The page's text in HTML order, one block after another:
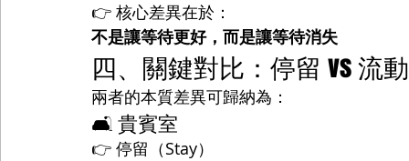
👉 核心差異在於：
不是讓等待更好，而是讓等待消失
四、關鍵對比：停留 vs 流動
兩者的本質差異可歸納為：
🛋 貴賓室
👉 停留（Stay）